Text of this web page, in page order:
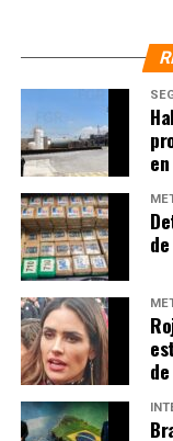
que asesinaran a
proporcionado un
cometieron el
NOTAS
LA HOGUERA
SIGUIENTE
Alcalde de
persona que brincó
Excandidato del
detenido y